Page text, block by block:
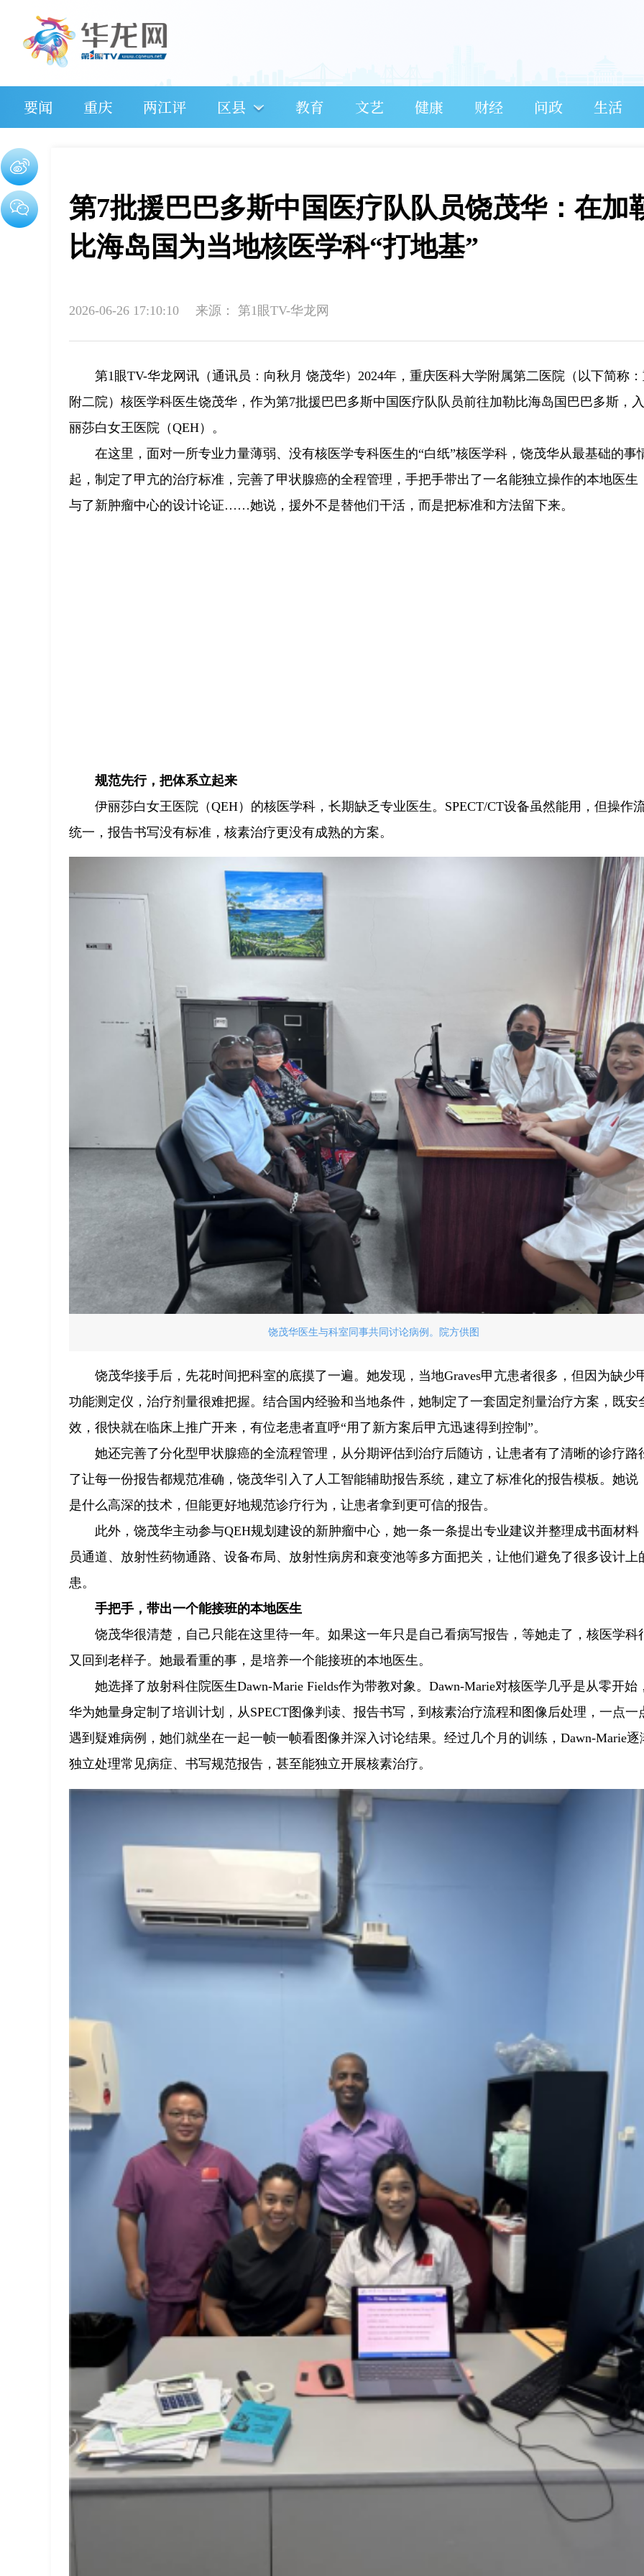
要闻 重庆 两江评 区县 教育 文艺 健康 财经 问政 生活
第7批援巴巴多斯中国医疗队队员饶茂华：在加
比海岛国为当地核医学科“打地基”
2026-06-26 17:10:10 来源： 第1眼TV-华龙网
第1眼TV-华龙网讯（通讯员：向秋月 饶茂华）2024年，重庆医科大学附属第二医院（以下简称
附二院）核医学科医生饶茂华，作为第7批援巴巴多斯中国医疗队队员前往加勒比海岛国巴巴多斯，
丽莎白女王医院（QEH）。
在这里，面对一所专业力量薄弱、没有核医学专科医生的“白纸”核医学科，饶茂华从最基础的事
起，制定了甲亢的治疗标准，完善了甲状腺癌的全程管理，手把手带出了一名能独立操作的本地医生
与了新肿瘤中心的设计论证……她说，援外不是替他们干活，而是把标准和方法留下来。
规范先行，把体系立起来
伊丽莎白女王医院（QEH）的核医学科，长期缺乏专业医生。SPECT/CT设备虽然能用，但操作
统一，报告书写没有标准，核素治疗更没有成熟的方案。
饶茂华医生与科室同事共同讨论病例。院方供图
饶茂华接手后，先花时间把科室的底摸了一遍。她发现，当地Graves甲亢患者很多，但因为缺少
功能测定仪，治疗剂量很难把握。结合国内经验和当地条件，她制定了一套固定剂量治疗方案，既安
效，很快就在临床上推广开来，有位老患者直呼“用了新方案后甲亢迅速得到控制”。
她还完善了分化型甲状腺癌的全流程管理，从分期评估到治疗后随访，让患者有了清晰的诊疗路
了让每一份报告都规范准确，饶茂华引入了人工智能辅助报告系统，建立了标准化的报告模板。她说
是什么高深的技术，但能更好地规范诊疗行为，让患者拿到更可信的报告。
此外，饶茂华主动参与QEH规划建设的新肿瘤中心，她一条一条提出专业建议并整理成书面材料
员通道、放射性药物通路、设备布局、放射性病房和衰变池等多方面把关，让他们避免了很多设计上
患。
手把手，带出一个能接班的本地医生
饶茂华很清楚，自己只能在这里待一年。如果这一年只是自己看病写报告，等她走了，核医学科
又回到老样子。她最看重的事，是培养一个能接班的本地医生。
她选择了放射科住院医生Dawn-Marie Fields作为带教对象。Dawn-Marie对核医学几乎是从零开始
华为她量身定制了培训计划，从SPECT图像判读、报告书写，到核素治疗流程和图像后处理，一点一
遇到疑难病例，她们就坐在一起一帧一帧看图像并深入讨论结果。经过几个月的训练，Dawn-Marie逐
独立处理常见病症、书写规范报告，甚至能独立开展核素治疗。